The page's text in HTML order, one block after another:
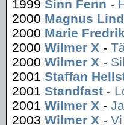
1999 Sinn Fenn -
2000 Magnus
2000 Marie
2000 Wilmer X -
2000 Wilmer X -
2001 Staffan
2001 Standfast -
2001 Wilmer X -
2003 Wilmer X -